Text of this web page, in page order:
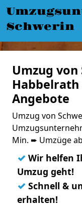
Schwerin
Umzug
Habbelrath
Angebote
Umzug von
Min. ➨ Umzüge
✓ Wir helfen
Umzug geht!
✓ Schnell &
erhalten!